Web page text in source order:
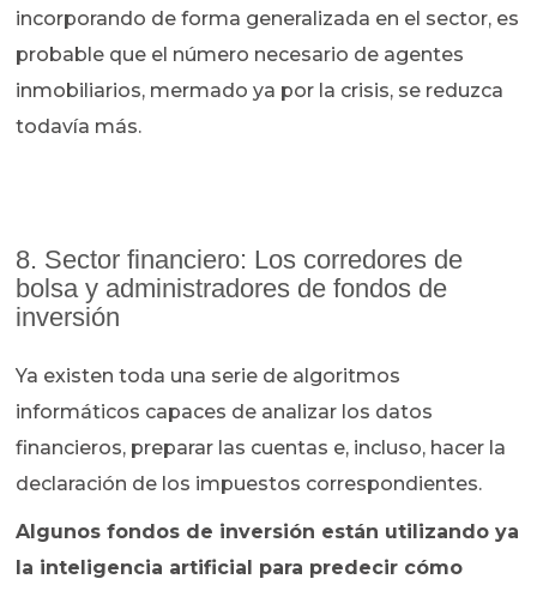
incorporando de forma generalizada en el sector, es
probable que el número necesario de agentes
inmobiliarios, mermado ya por la crisis, se reduzca
todavía más.
8. Sector financiero: Los corredores de
bolsa y administradores de fondos de
inversión
Ya existen toda una serie de algoritmos
informáticos capaces de analizar los datos
financieros, preparar las cuentas e, incluso, hacer la
declaración de los impuestos correspondientes.
Algunos fondos de inversión están utilizando ya
la inteligencia artificial para predecir cómo